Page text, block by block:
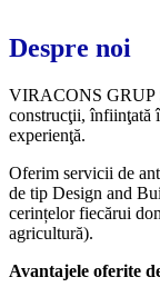
Despre noi
VIRACONS GRUP
construcţii, înfiinţată
experienţă.
Oferim servicii de
de tip Design and
cerințelor fiecărui
Avantajele oferite